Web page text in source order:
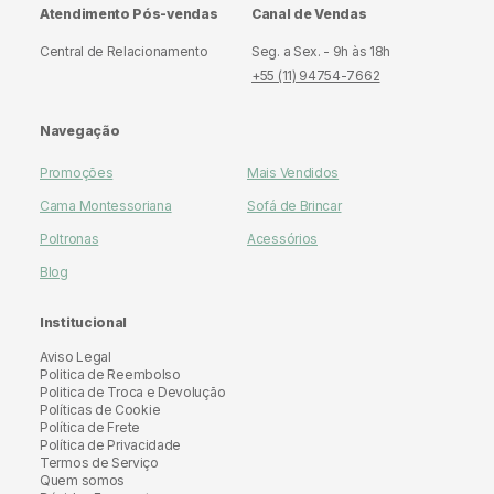
Atendimento Pós-vendas
Central de Relacionamento
Canal de Vendas
Seg. a Sex. - 9h às 18h
+55 (11) 94754-7662
Navegação
Promoções
Mais Vendidos
Cama Montessoriana
Sofá de Brincar
Poltronas
Acessórios
Blog
Institucional
Aviso Legal
Politica de Reembolso
Politica de Troca e Devolução
Políticas de Cookie
Política de Frete
Política de Privacidade
Termos de Serviço
Quem somos